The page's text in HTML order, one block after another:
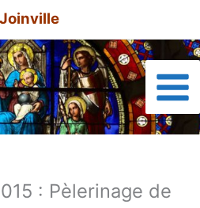
: Pèlerinage de